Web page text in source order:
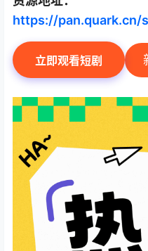
https://pan.quark.cn/
立即观看短剧